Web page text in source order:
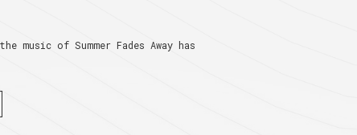
music of Summer Fades Away has